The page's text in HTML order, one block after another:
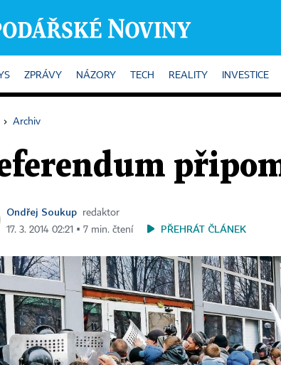
ZPRÁVY NÁZORY TECH REALITY INVESTICE
› Archiv
Ondřej Soukup
redaktor
17. 3. 2014 02:21 ▪ 7 min. čtení
PŘEHRÁT ČLÁNEK